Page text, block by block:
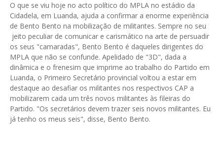
O que se viu hoje no acto político do MPLA no estádio da
Cidadela, em Luanda, ajuda a confirmar a enorme experiência
de Bento Bento na mobilização de militantes. Sempre no seu
jeito peculiar de comunicar e carismático na arte de persuadir
os seus "camaradas", Bento Bento é daqueles dirigentes do
MPLA que não se confunde. Apelidado de "3D", dada a
dinâmica e o frenesim que imprime ao trabalho do Partido em
Luanda, o Primeiro Secretário provincial voltou a estar em
destaque ao desafiar os militantes nos respectivos CAP a
mobilizarem cada um três novos militantes às fileiras do
Partido. "Os secretários devem trazer seis novos militantes. Eu
já tenho os meus seis", disse, Bento Bento.